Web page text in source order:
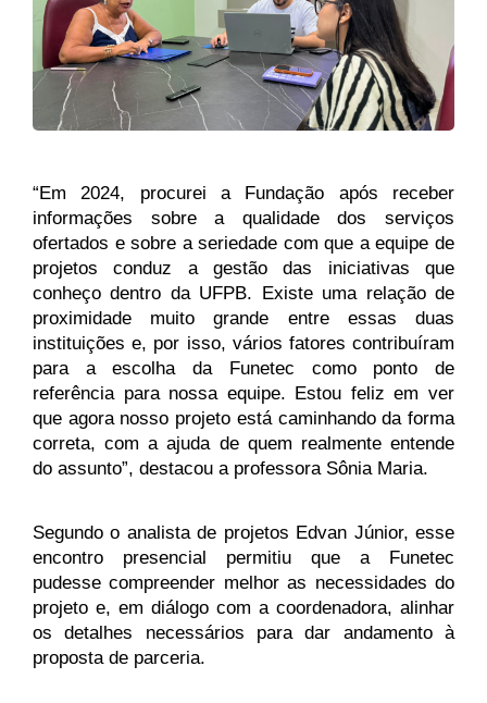
“Em 2024, procurei a Fundação após receber
informações sobre a qualidade dos serviços
ofertados e sobre a seriedade com que a equipe de
projetos conduz a gestão das iniciativas que
conheço dentro da UFPB. Existe uma relação de
proximidade muito grande entre essas duas
instituições e, por isso, vários fatores contribuíram
para a escolha da Funetec como ponto de
referência para nossa equipe. Estou feliz em ver
que agora nosso projeto está caminhando da forma
correta, com a ajuda de quem realmente entende
do assunto”, destacou a professora Sônia Maria.
Segundo o analista de projetos Edvan Júnior, esse
encontro presencial permitiu que a Funetec
pudesse compreender melhor as necessidades do
projeto e, em diálogo com a coordenadora, alinhar
os detalhes necessários para dar andamento à
proposta de parceria.